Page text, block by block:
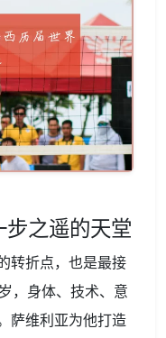
之遥的天堂
转折点，也是最接
，身体、技术、意
萨维利亚为他打造